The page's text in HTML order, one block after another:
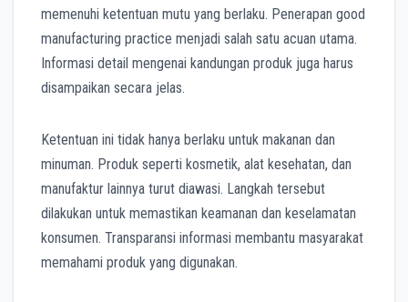
memenuhi ketentuan mutu yang berlaku. Penerapan good
manufacturing practice menjadi salah satu acuan utama.
Informasi detail mengenai kandungan produk juga harus
disampaikan secara jelas.
Ketentuan ini tidak hanya berlaku untuk makanan dan
minuman. Produk seperti kosmetik, alat kesehatan, dan
manufaktur lainnya turut diawasi. Langkah tersebut
dilakukan untuk memastikan keamanan dan keselamatan
konsumen. Transparansi informasi membantu masyarakat
memahami produk yang digunakan.